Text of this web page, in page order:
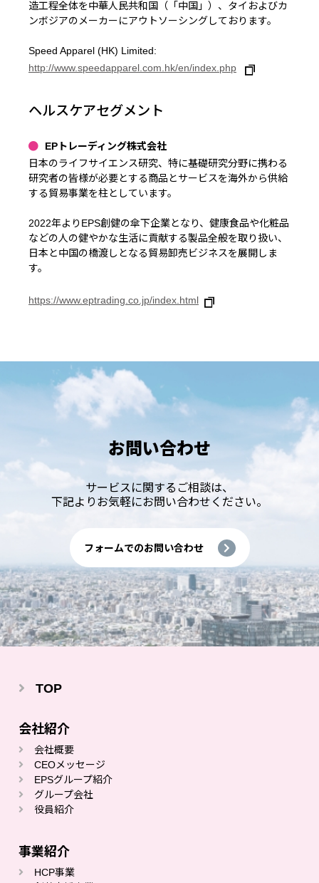
造⼯程全体を中華⼈⺠共和国（「中国」）、タイおよびカ
ンボジアのメーカーにアウトソーシングしております。
Speed Apparel (HK) Limited:
http://www.speedapparel.com.hk/en/index.php
ヘルスケアセグメント
EPトレーディング株式会社
日本のライフサイエンス研究、特に基礎研究分野に携わる
研究者の皆様が必要とする商品とサービスを海外から供給
する貿易事業を柱としています。
2022年よりEPS創健の傘下企業となり、健康食品や化粧品
などの人の健やかな生活に貢献する製品全般を取り扱い、
日本と中国の橋渡しとなる貿易卸売ビジネスを展開しま
す。
https://www.eptrading.co.jp/index.html
お問い合わせ
サービスに関するご相談は、
下記よりお気軽にお問い合わせください。
フォームでのお問い合わせ
TOP
会社紹介
会社概要
CEOメッセージ
EPSグループ紹介
グループ会社
役員紹介
事業紹介
HCP事業